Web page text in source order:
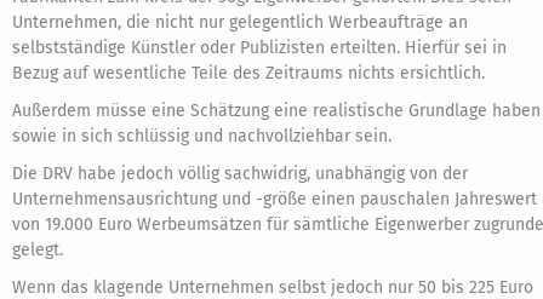
Unternehmen, die nicht nur gelegentlich Werbeaufträge an
selbstständige Künstler oder Publizisten erteilten. Hierfür sei in
Bezug auf wesentliche Teile des Zeitraums nichts ersichtlich.
Außerdem müsse eine Schätzung eine realistische Grundlage haben
sowie in sich schlüssig und nachvollziehbar sein.
Die DRV habe jedoch völlig sachwidrig, unabhängig von der
Unternehmensausrichtung und -größe einen pauschalen Jahreswert
von 19.000 Euro Werbeumsätzen für sämtliche Eigenwerber zugrunde
gelegt.
Wenn das klagende Unternehmen selbst jedoch nur 50 bis 225 Euro